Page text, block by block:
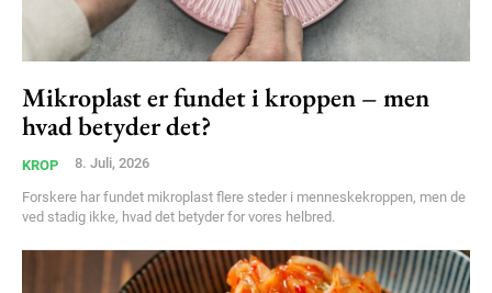
Mikroplast er fundet i kroppen – men
hvad betyder det?
KROP 8. Juli, 2026
Forskere har fundet mikroplast flere steder i menneskekroppen, men de
ved stadig ikke, hvad det betyder for vores helbred.